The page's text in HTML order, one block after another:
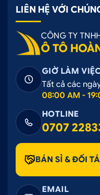
LIÊN HỆ VỚI
CÔNG TY
Ô TÔ
GIỜ LÀM VIỆC
Tất cả các
08:00 AM -
HOTLINE
0707
BÁN SỈ & ĐỐI
EMAIL